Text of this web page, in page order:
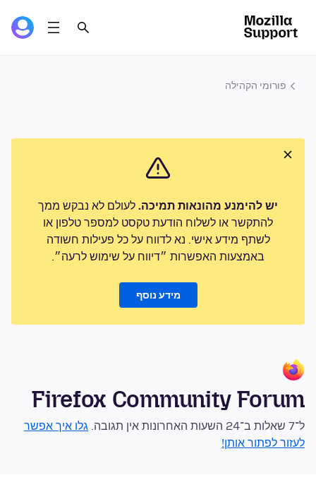
פורומי הקהילה
יש להימנע מהונאות תמיכה. לעולם לא נבקש ממך
להתקשר או לשלוח הודעת טקסט למספר טלפון או
לשתף מידע אישי. נא לדווח על כל פעילות חשודה
באמצעות האפשרות ״דיווח על שימוש לרעה״.
מידע נוסף
Firefox Community Forum
ל־7 שאלות ב־24 השעות האחרונות אין תגובה.
גלו איך אפשר
לעזור לפתור אותן!